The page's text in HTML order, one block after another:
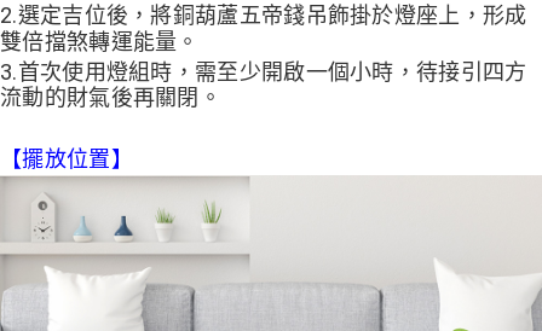
2.選定吉位後，將銅葫蘆五帝錢吊飾掛於燈座上，形成
雙倍擋煞轉運能量。
3.首次使用燈組時，需至少開啟一個小時，待接引四方
流動的財氣後再關閉。
【擺放位置】